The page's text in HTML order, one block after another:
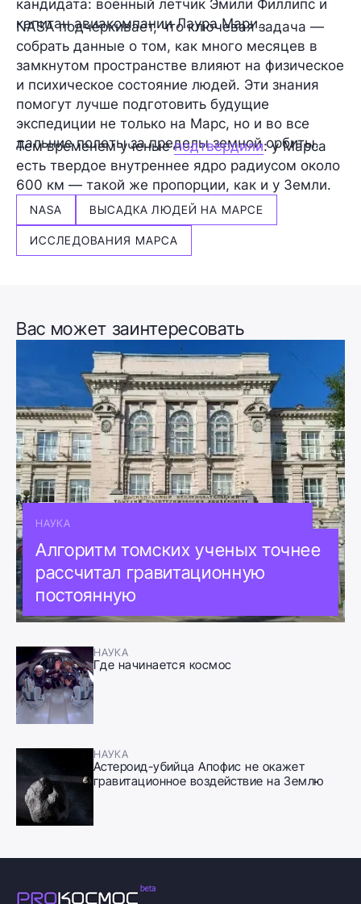
кандидата: военный летчик Эмили Филлипс и
капитан авиакомпании Лаура Мари.
NASA подчеркивает, что ключевая задача —
собрать данные о том, как много месяцев в
замкнутом пространстве влияют на физическое
и психическое состояние людей. Эти знания
помогут лучше подготовить будущие
экспедиции не только на Марс, но и во все
дальние полеты за пределы земной орбиты.
Тем временем ученыеподтвердили: у Марса
есть твердое внутреннее ядро радиусом около
600 км — такой же пропорции, как и у Земли.
NASA ВЫСАДКА ЛЮДЕЙ НА МАРСЕ
ИССЛЕДОВАНИЯ МАРСА
Вас может заинтересовать
НАУКА
Алгоритм томских ученых точнее
рассчитал гравитационную
постоянную
НАУКА
Где начинается космос
НАУКА
Астероид-убийца Апофис не окажет
гравитационное воздействие на Землю